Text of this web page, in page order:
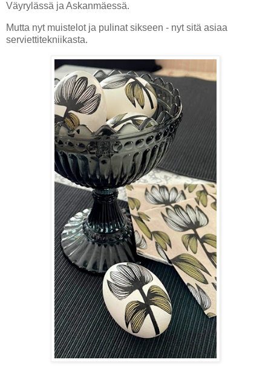
Väyrylässä ja Askanmäessä.
Mutta nyt muistelot ja pulinat sikseen - nyt sitä asiaa
serviettitekniikasta.